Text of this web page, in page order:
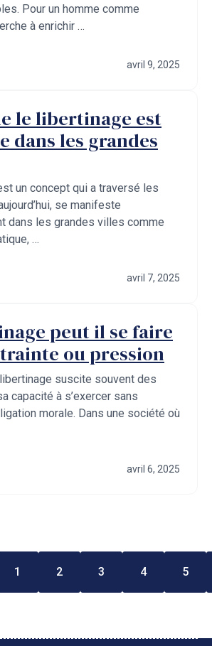
Pour un homme comme
à enrichir …
avril 9, 2025
le libertinage est
dans les grandes
un concept qui a traversé les
se manifeste
dans les grandes villes comme
…
avril 7, 2025
peut il se faire
ou pression
suscite souvent des
capacité à s’exercer sans
morale. Dans une société où
avril 6, 2025
1 2 3 4 5